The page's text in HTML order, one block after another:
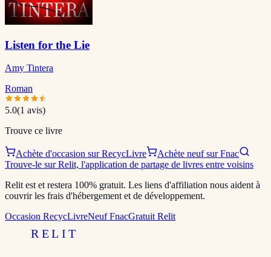
Listen for the Lie
Amy Tintera
Roman
5.0(1 avis)
Trouve ce livre
Achète d'occasion sur RecycLivre
Achète neuf sur Fnac
Trouve-le sur Relit, l'application de partage de livres entre voisins
Relit est et restera 100% gratuit. Les liens d'affiliation nous aident à
couvrir les frais d'hébergement et de développement.
Occasion RecycLivreNeuf FnacGratuit Relit
RELIT